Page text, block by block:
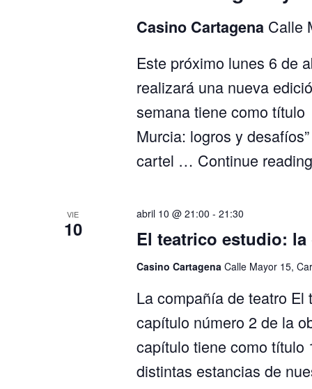
Casino Cartagena Calle
Este próximo lunes 6 de
realizará una nueva
semana tiene como
Murcia: logros y
cartel … Continue
VIE
10 El teatrico estudio:
abril 10 @ 21:00 - 21:30
Casino Cartagena Calle Mayor 15,
La compañía de teatro
capítulo número 2 de la
capítulo tiene como título
distintas estancias de